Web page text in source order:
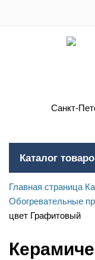
Санкт-
Каталог
Главная страница
Обогревательные
цвет Графитовый